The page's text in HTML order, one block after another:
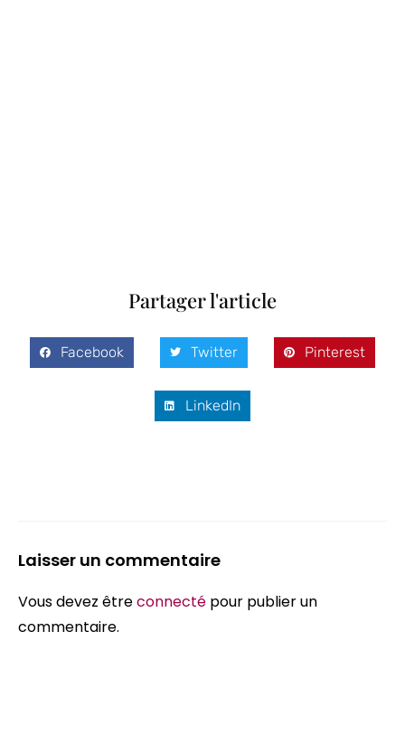
Partager l'article
Facebook Twitter Pinterest
LinkedIn
Laisser un commentaire
Vous devez êtreconnecté pour publier un
commentaire.